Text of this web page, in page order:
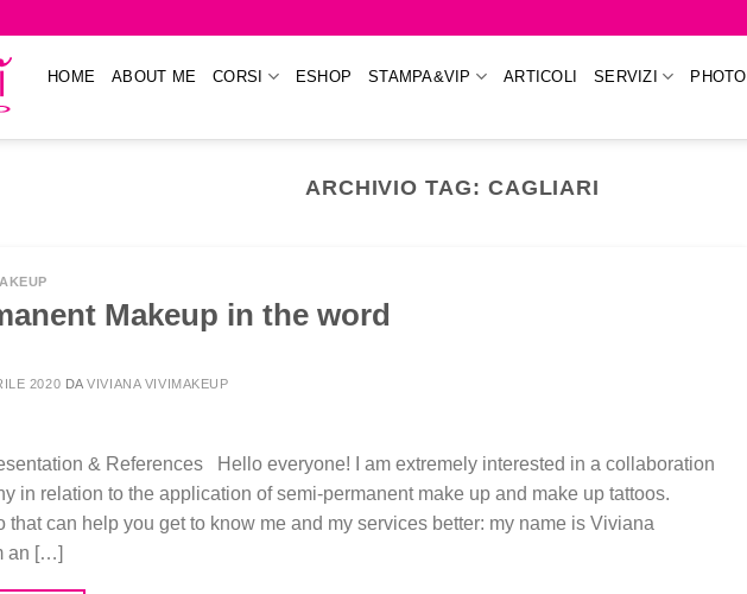
HOME ABOUT ME CORSI ESHOP STAMPA&VIP ARTICOLI SERVIZI PHOTO
ARCHIVIO TAG: CAGLIARI
Makeup in the word
2020 DAVIVIANA VIVIMAKEUP
& References Hello everyone! I am extremely interested in a collaboration
in relation to the application of semi-permanent make up and make up tattoos.
that can help you get to know me and my services better: my name is Viviana
an […]